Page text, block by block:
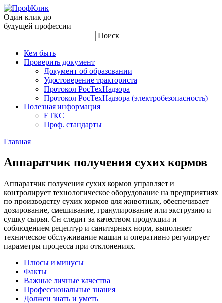
Один клик до
будущей профессии
Поиск
Кем быть
Проверить документ
Документ об образовании
Удостоверение тракториста
Протокол РосТехНадзора
Протокол РосТехНадзора (электробезопасность)
Полезная информация
ЕТКС
Проф. стандарты
Главная
Ап­па­рат­чик по­луче­ния су­хих кор­мов
Аппаратчик получения сухих кормов управляет и
контролирует технологическое оборудование на предприятиях
по производству сухих кормов для животных, обеспечивает
дозирование, смешивание, гранулирование или экструзию и
сушку сырья. Он следит за качеством продукции и
соблюдением рецептур и санитарных норм, выполняет
техническое обслуживание машин и оперативно регулирует
параметры процесса при отклонениях.
Плюсы и минусы
Факты
Важные личные качества
Профессиональные знания
Должен знать и уметь